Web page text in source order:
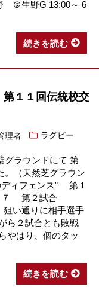
＠生野G 13:00～ 6
続きを読む
１１回伝統校交
理者 ラグビー
グラウンドにて 第
。（天然芝グラウン
ィフェンス” 第１
第２試合
通りに相手選手
ら２試合とも敗戦
やはり、個のタッ
続きを読む